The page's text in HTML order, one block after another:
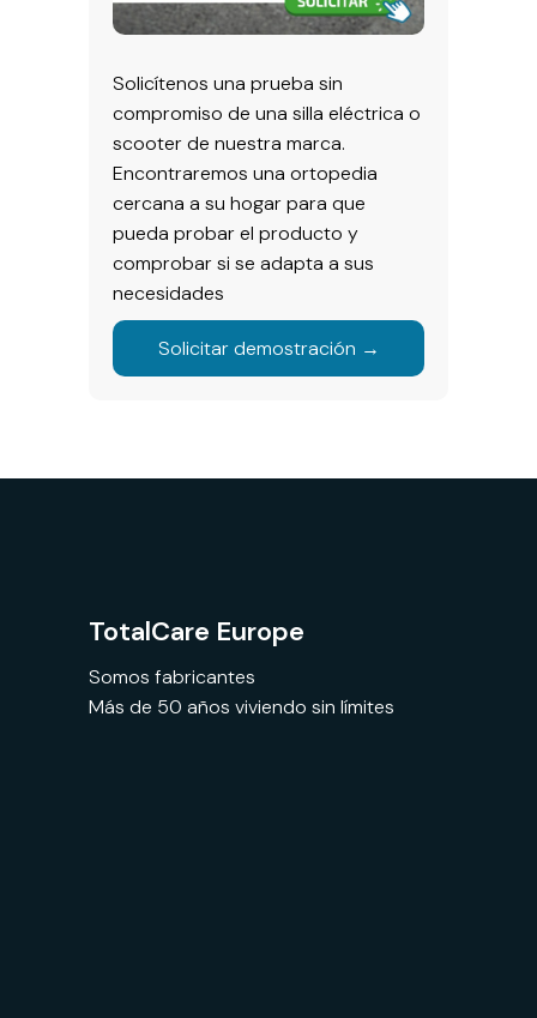
Solicítenos una prueba sin
compromiso de una silla eléctrica o
scooter de nuestra marca.
Encontraremos una ortopedia
cercana a su hogar para que
pueda probar el producto y
comprobar si se adapta a sus
necesidades
Solicitar demostración →
TotalCare Europe
Somos fabricantes
Más de 50 años viviendo sin límites